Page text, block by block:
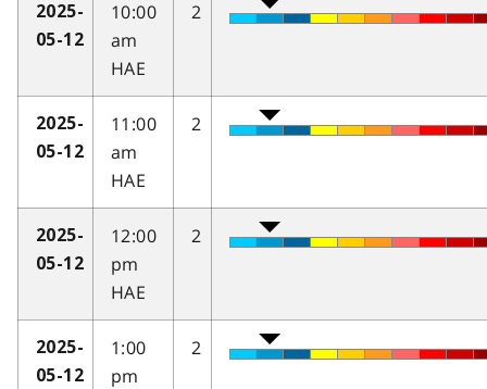
2025-
05-12
10:00
am
HAE
2
2025-
05-12
11:00
am
HAE
2
2025-
05-12
12:00
pm
HAE
2
2025-
05-12
1:00
pm
2